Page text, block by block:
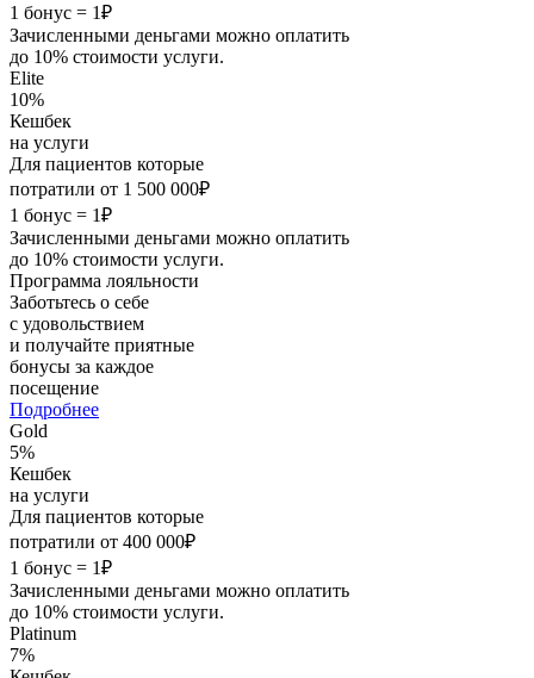
1 бонус = 1₽
Зачисленными деньгами можно оплатить
до 10% стоимости услуги.
Elite
10%
Кешбек
на услуги
Для пациентов которые
потратили от 1 500 000₽
1 бонус = 1₽
Зачисленными деньгами можно оплатить
до 10% стоимости услуги.
Программа лояльности
Заботьтесь о себе
с удовольствием
и получайте приятные
бонусы за каждое
посещение
Подробнее
Gold
5%
Кешбек
на услуги
Для пациентов которые
потратили от 400 000₽
1 бонус = 1₽
Зачисленными деньгами можно оплатить
до 10% стоимости услуги.
Platinum
7%